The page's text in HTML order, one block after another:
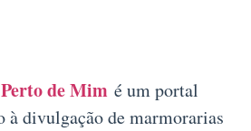
de Mim é um portal
à divulgação de marmorarias